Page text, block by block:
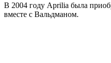
В 2004 году Aprilia была
вместе с Вальдманом.